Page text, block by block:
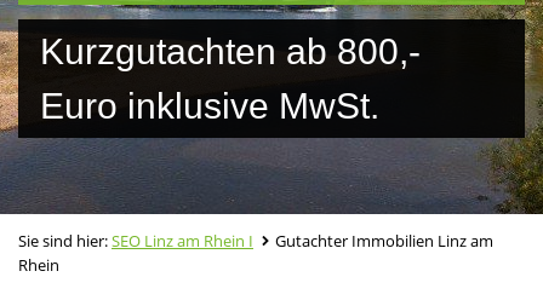
Kurzgutachten ab 800,-
Euro inklusive MwSt.
Sie sind hier:SEO Linz am Rhein I
Gutachter Immobilien Linz am
Rhein